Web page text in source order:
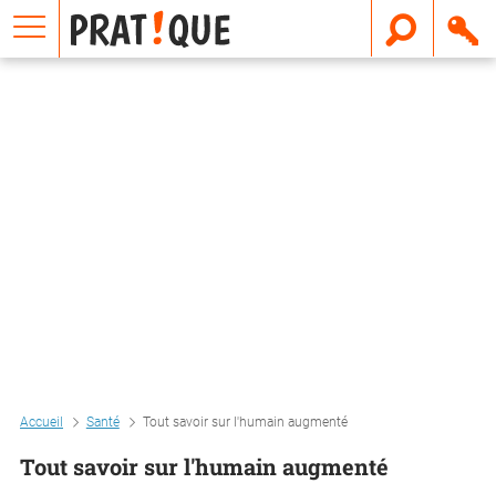
Accueil Santé Tout savoir sur l'humain augmenté
Tout savoir sur l'humain augmenté
E
m
a